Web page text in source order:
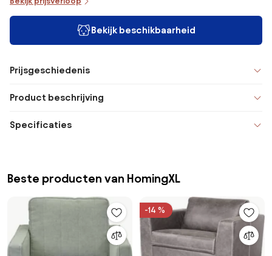
Bekijk beschikbaarheid
Prijsgeschiedenis
Product beschrijving
Specificaties
Beste producten van HomingXL
-14 %